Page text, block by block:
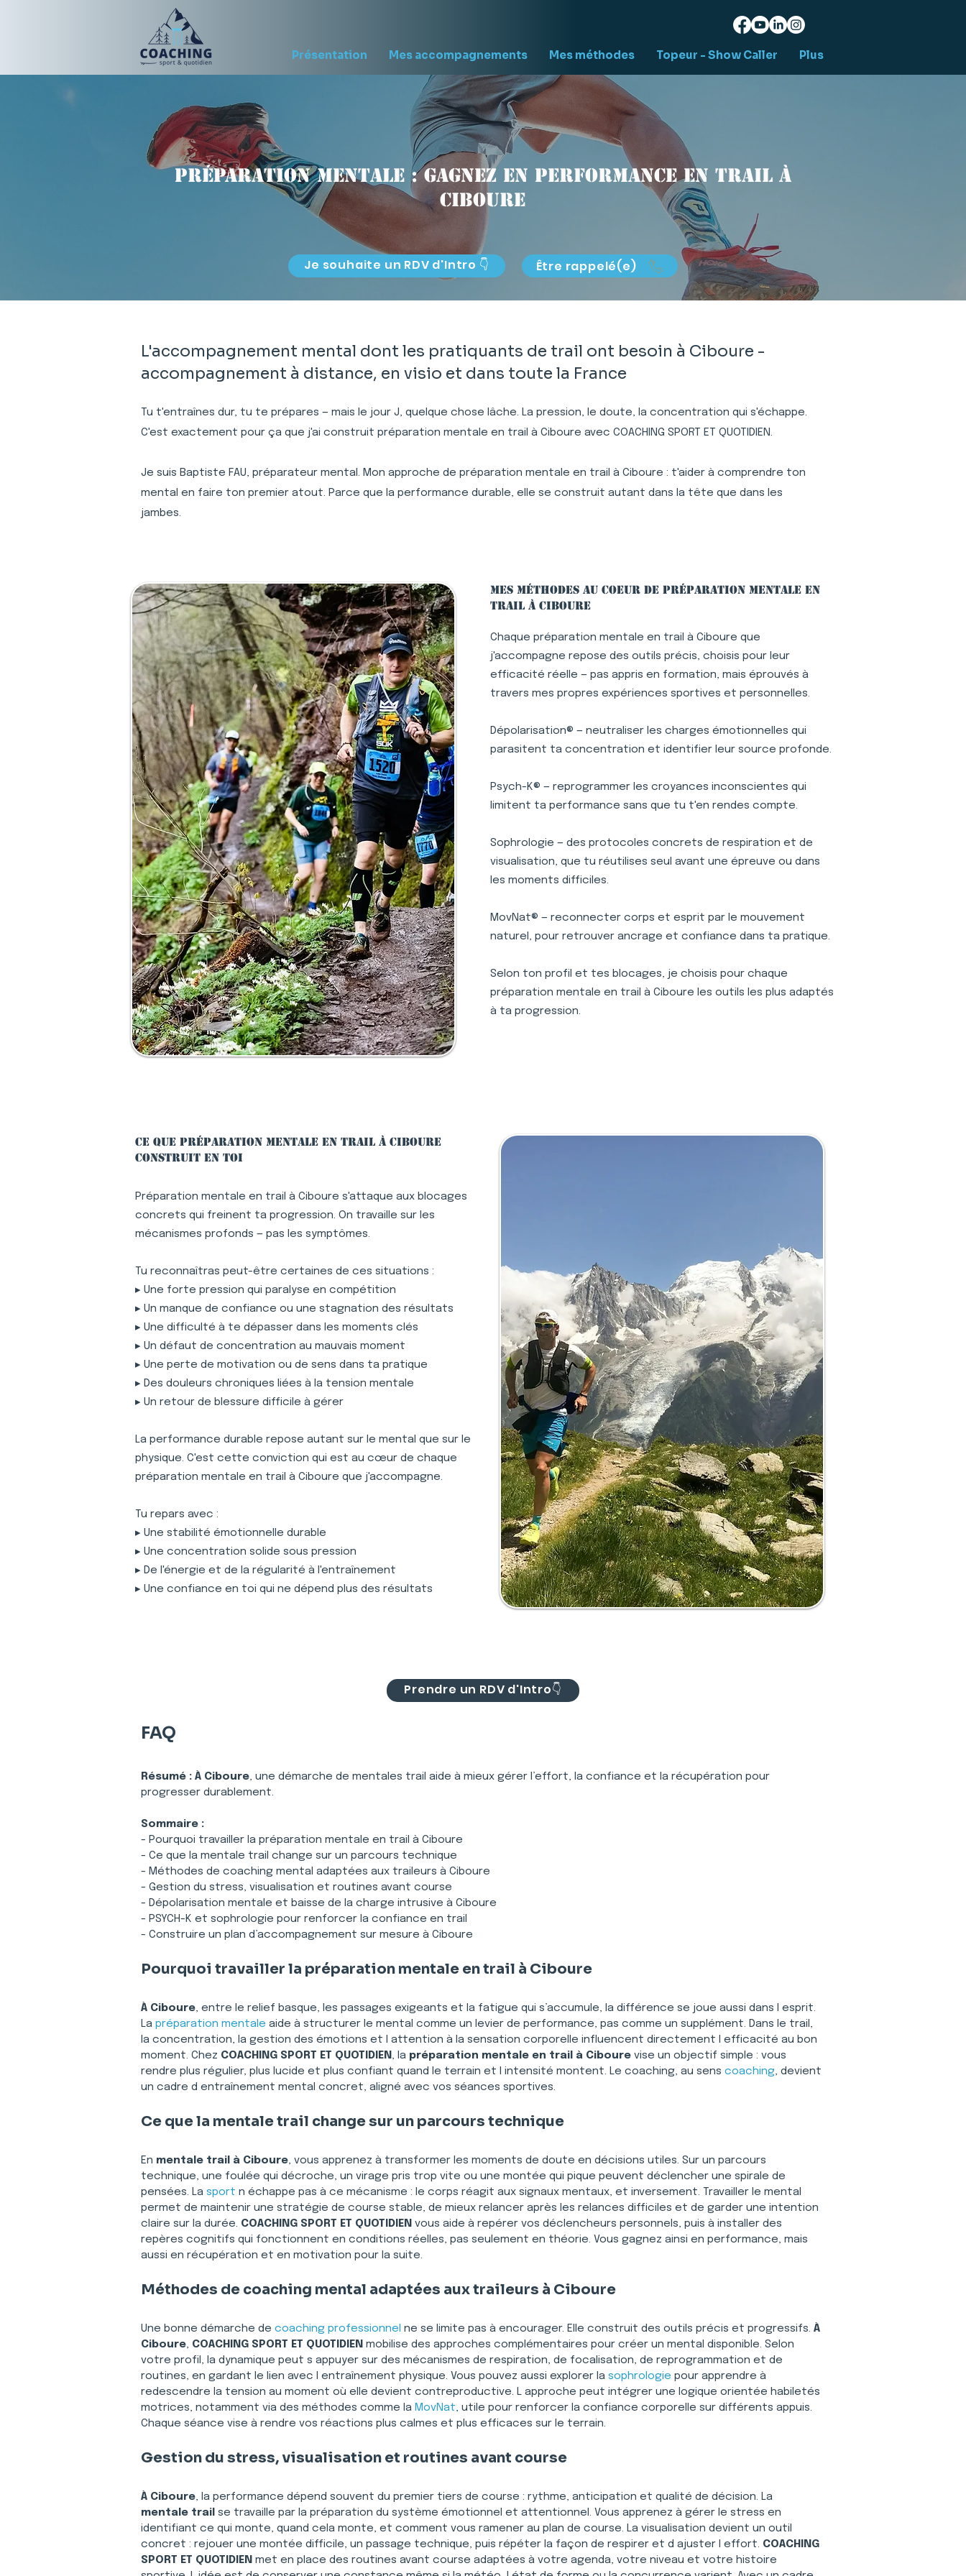
Présentation Mes accompagnements Mes méthodes Topeur - Show Caller Plus
Préparation mentale : gagnez en performance en trail à
Ciboure
Je souhaite un RDV d'Intro 👇 Être rappelé(e)
L'accompagnement mental dont les pratiquants de trail ont besoin à Ciboure -
accompagnement à distance, en visio et dans toute la France
Tu t'entraînes dur, tu te prépares — mais le jour J, quelque chose lâche. La pression, le doute, la concentration qui s'échappe.
C'est exactement pour ça que j'ai construit préparation mentale en trail à Ciboure avec COACHING SPORT ET QUOTIDIEN.
Je suis Baptiste FAU, préparateur mental. Mon approche de préparation mentale en trail à Ciboure : t'aider à comprendre ton
mental en faire ton premier atout. Parce que la performance durable, elle se construit autant dans la tête que dans les
jambes.
Mes méthodes au coeur de préparation mentale en
trail à Ciboure
Chaque préparation mentale en trail à Ciboure que
j'accompagne repose des outils précis, choisis pour leur
efficacité réelle — pas appris en formation, mais éprouvés à
travers mes propres expériences sportives et personnelles.
Dépolarisation® — neutraliser les charges émotionnelles qui
parasitent ta concentration et identifier leur source profonde.
Psych-K® — reprogrammer les croyances inconscientes qui
limitent ta performance sans que tu t'en rendes compte.
Sophrologie — des protocoles concrets de respiration et de
visualisation, que tu réutilises seul avant une épreuve ou dans
les moments difficiles.
MovNat® — reconnecter corps et esprit par le mouvement
naturel, pour retrouver ancrage et confiance dans ta pratique.
Selon ton profil et tes blocages, je choisis pour chaque
préparation mentale en trail à Ciboure les outils les plus adaptés
à ta progression.
Ce que préparation mentale en trail à Ciboure
construit en toi
Préparation mentale en trail à Ciboure s'attaque aux blocages
concrets qui freinent ta progression. On travaille sur les
mécanismes profonds — pas les symptômes.
Tu reconnaîtras peut-être certaines de ces situations :
▸ Une forte pression qui paralyse en compétition
▸ Un manque de confiance ou une stagnation des résultats
▸ Une difficulté à te dépasser dans les moments clés
▸ Un défaut de concentration au mauvais moment
▸ Une perte de motivation ou de sens dans ta pratique
▸ Des douleurs chroniques liées à la tension mentale
▸ Un retour de blessure difficile à gérer
La performance durable repose autant sur le mental que sur le
physique. C'est cette conviction qui est au cœur de chaque
préparation mentale en trail à Ciboure que j'accompagne.
Tu repars avec :
▸ Une stabilité émotionnelle durable
▸ Une concentration solide sous pression
▸ De l'énergie et de la régularité à l'entraînement
▸ Une confiance en toi qui ne dépend plus des résultats
Prendre un RDV d'Intro👇
FAQ
Résumé : À Ciboure, une démarche de mentales trail aide à mieux gérer l’effort, la confiance et la récupération pour
progresser durablement.
Sommaire :
- Pourquoi travailler la préparation mentale en trail à Ciboure
- Ce que la mentale trail change sur un parcours technique
- Méthodes de coaching mental adaptées aux traileurs à Ciboure
- Gestion du stress, visualisation et routines avant course
- Dépolarisation mentale et baisse de la charge intrusive à Ciboure
- PSYCH-K et sophrologie pour renforcer la confiance en trail
- Construire un plan d’accompagnement sur mesure à Ciboure
Pourquoi travailler la préparation mentale en trail à Ciboure
À Ciboure, entre le relief basque, les passages exigeants et la fatigue qui s’accumule, la différence se joue aussi dans l esprit.
La préparation mentale aide à structurer le mental comme un levier de performance, pas comme un supplément. Dans le trail,
la concentration, la gestion des émotions et l attention à la sensation corporelle influencent directement l efficacité au bon
moment. Chez COACHING SPORT ET QUOTIDIEN , la préparation mentale en trail à Ciboure vise un objectif simple : vous
rendre plus régulier, plus lucide et plus confiant quand le terrain et l intensité montent. Le coaching, au sens coaching, devient
un cadre d entraînement mental concret, aligné avec vos séances sportives.
Ce que la mentale trail change sur un parcours technique
En mentale trail à Ciboure, vous apprenez à transformer les moments de doute en décisions utiles. Sur un parcours
technique, une foulée qui décroche, un virage pris trop vite ou une montée qui pique peuvent déclencher une spirale de
pensées. La sport n échappe pas à ce mécanisme : le corps réagit aux signaux mentaux, et inversement. Travailler le mental
permet de maintenir une stratégie de course stable, de mieux relancer après les relances difficiles et de garder une intention
claire sur la durée. COACHING SPORT ET QUOTIDIEN vous aide à repérer vos déclencheurs personnels, puis à installer des
repères cognitifs qui fonctionnent en conditions réelles, pas seulement en théorie. Vous gagnez ainsi en performance, mais
aussi en récupération et en motivation pour la suite.
Méthodes de coaching mental adaptées aux traileurs à Ciboure
Une bonne démarche de coaching professionnel ne se limite pas à encourager. Elle construit des outils précis et progressifs. À
Ciboure, COACHING SPORT ET QUOTIDIEN mobilise des approches complémentaires pour créer un mental disponible. Selon
votre profil, la dynamique peut s appuyer sur des mécanismes de respiration, de focalisation, de reprogrammation et de
routines, en gardant le lien avec l entraînement physique. Vous pouvez aussi explorer la sophrologie pour apprendre à
redescendre la tension au moment où elle devient contreproductive. L approche peut intégrer une logique orientée habiletés
motrices, notamment via des méthodes comme la MovNat, utile pour renforcer la confiance corporelle sur différents appuis.
Chaque séance vise à rendre vos réactions plus calmes et plus efficaces sur le terrain.
Gestion du stress, visualisation et routines avant course
À Ciboure, la performance dépend souvent du premier tiers de course : rythme, anticipation et qualité de décision. La
mentale trail se travaille par la préparation du système émotionnel et attentionnel. Vous apprenez à gérer le stress en
identifiant ce qui monte, quand cela monte, et comment vous ramener au plan de course. La visualisation devient un outil
concret : rejouer une montée difficile, un passage technique, puis répéter la façon de respirer et d ajuster l effort. COACHING
SPORT ET QUOTIDIEN met en place des routines avant course adaptées à votre agenda, votre niveau et votre histoire